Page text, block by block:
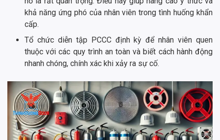
khả năng ứng phó của nhân viên trong tình huống khẩn
cấp.
Tổ chức diễn tập PCCC định kỳ để nhân viên quen
thuộc với các quy trình an toàn và biết cách hành động
nhanh chóng, chính xác khi xảy ra sự cố.